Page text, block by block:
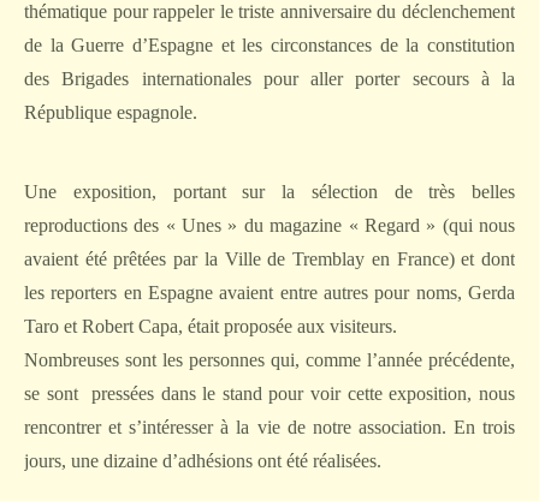
thématique pour rappeler le triste anniversaire du déclenchement
de la Guerre d’Espagne et les circonstances de la constitution
des Brigades internationales pour aller porter secours à la
République espagnole.
Une exposition, portant sur la sélection de très belles
reproductions des « Unes » du magazine « Regard » (qui nous
avaient été prêtées par la Ville de Tremblay en France) et dont
les reporters en Espagne avaient entre autres pour noms, Gerda
Taro et Robert Capa, était proposée aux visiteurs.
Nombreuses sont les personnes qui, comme l’année précédente,
se sont
pressées dans le stand pour voir cette exposition, nous
rencontrer et s’intéresser à la vie de notre association. En trois
jours, une dizaine d’adhésions ont été réalisées.